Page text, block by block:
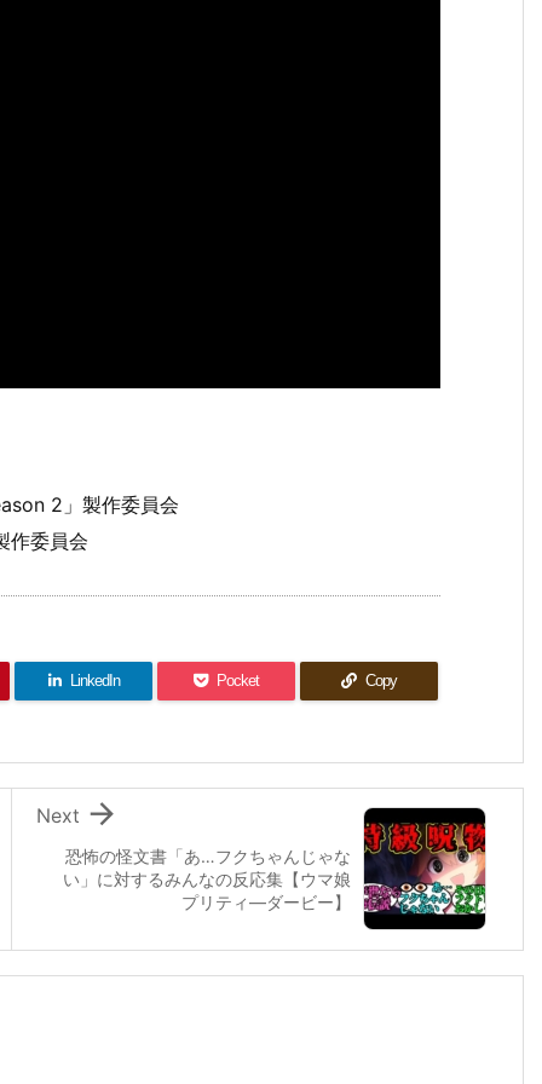
2」製作委員会
作委員会
LinkedIn Pocket Copy
恐怖の怪文書「あ…フクちゃんじゃな
い」に対するみんなの反応集【ウマ娘
プリティ―ダービー】

Next